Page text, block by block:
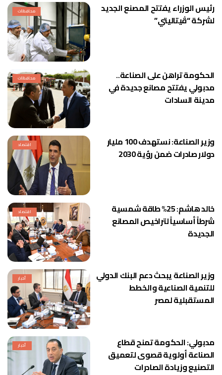
محافظات
رئيس الوزراء يفتتح المصنع الجديد
لشركة “ڤيتاليتي”
محافظات
الحكومة تراهن على الصناعة..
مدبولي يفتتح مصانع جديدة في
مدينة السادات
اقتصاد
وزير الصناعة: نستهدف 100 مليار
دولار صادرات ضمن رؤية 2030
اقتصاد
خالد هاشم: 25% طاقة شمسية
شرطاً أساسياً لتراخيص المصانع
الجديدة
أخبار
وزير الصناعة يبحث دعم البنك الدولي
للتنمية الصناعية والخطط
المستقبلية لمصر
أخبار
مدبولي: الحكومة تمنح قطاع
الصناعة أولوية قصوى لتعميق
التصنيع وزيادة الصادرات